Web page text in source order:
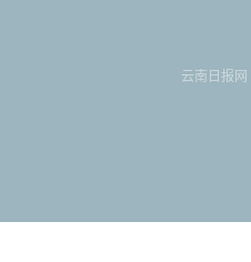
云南日报网